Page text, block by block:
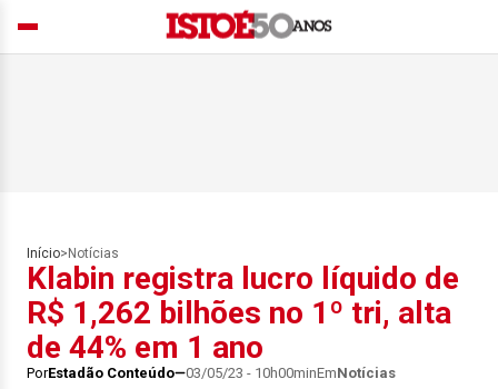
Início> Notícias
Klabin registra lucro líquido de
R$ 1,262 bilhões no 1º tri, alta
de 44% em 1 ano
PorEstadão Conteúdo 03/05/23 - 10h00minEmNotícias